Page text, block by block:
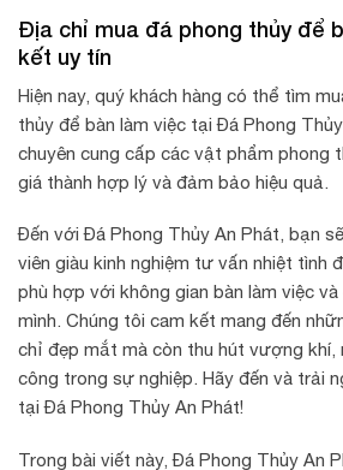
Địa chỉ mua đá phong thủy để
kết uy tín
Hiện nay, quý khách hàng có thể tìm
thủy để bàn làm việc tại Đá Phong
chuyên cung cấp các vật phẩm phong
giá thành hợp lý và đảm bảo hiệu quả.
Đến với Đá Phong Thủy An Phát, bạn
viên giàu kinh nghiệm tư vấn nhiệt tình
phù hợp với không gian bàn làm việc và
mình. Chúng tôi cam kết mang đến
chỉ đẹp mắt mà còn thu hút vượng khí,
công trong sự nghiệp. Hãy đến và trải
tại Đá Phong Thủy An Phát!
Trong bài viết này, Đá Phong Thủy An